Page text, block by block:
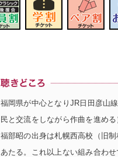
福岡県が中心となりJR日田彦山
民と交流をしながら作曲を進め
福部昭の出身は札幌西高校（旧
あたる。これ以上ない組み合わ